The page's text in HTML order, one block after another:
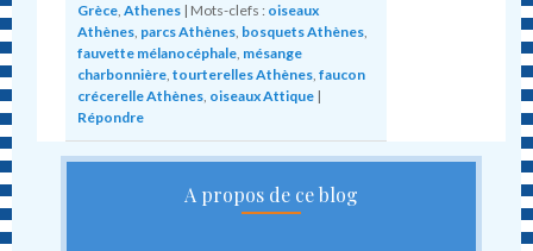
Grèce,Athenes | Mots-clefs : oiseaux
Athènes, parcs Athènes, bosquets Athènes,
fauvette mélanocéphale, mésange
charbonnière,tourterelles Athènes,faucon
crécerelle Athènes, oiseaux Attique |
Répondre
A propos de ce blog